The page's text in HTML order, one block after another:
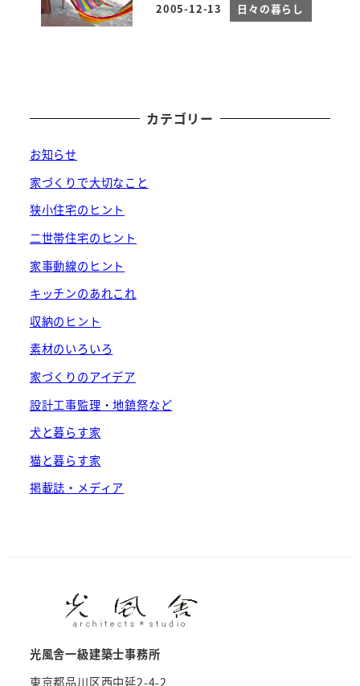
投稿日
2005-12-13 日々の暮らし
カテゴリー
お知らせ
家づくりで大切なこと
狭小住宅のヒント
二世帯住宅のヒント
家事動線のヒント
キッチンのあれこれ
収納のヒント
素材のいろいろ
家づくりのアイデア
設計工事監理・地鎮祭など
犬と暮らす家
猫と暮らす家
掲載誌・メディア
光風舎一級建築士事務所
東京都品川区西中延2-4-2